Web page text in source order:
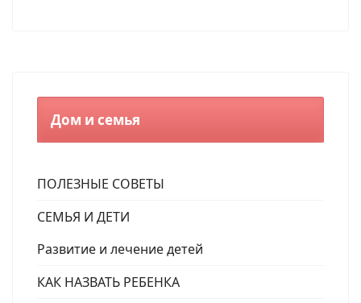
Дом и семья
ПОЛЕЗНЫЕ СОВЕТЫ
СЕМЬЯ И ДЕТИ
Развитие и лечение детей
КАК НАЗВАТЬ РЕБЕНКА